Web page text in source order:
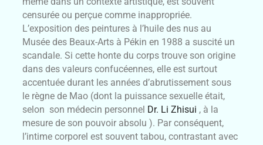
censurée ou perçue comme inappropriée.
L’exposition des peintures à l’huile des nus au
Musée des Beaux-Arts à Pékin en 1988 a suscité un
scandale. Si cette honte du corps trouve son origine
dans des valeurs confucéennes, elle est surtout
accentuée durant les années d’abrutissement sous
le règne de Mao (dont la puissance sexuelle était,
selon son médecin personnel Dr. Li Zhisui , à la
mesure de son pouvoir absolu ). Par conséquent,
l’intime corporel est souvent tabou, contrastant avec